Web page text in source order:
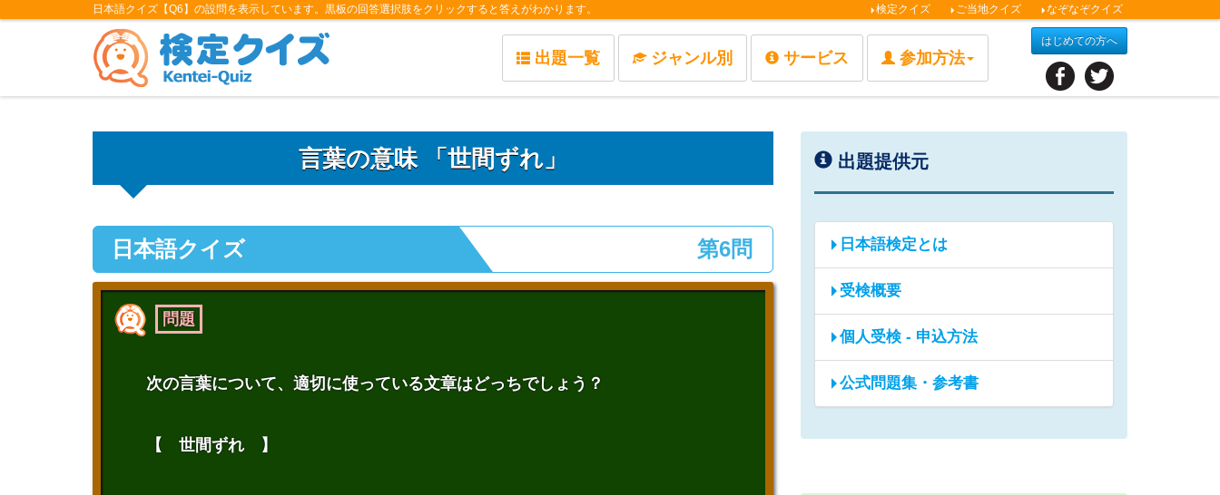
日本語クイズ【Q6】の設問を表示しています。黒板の回答選択肢をクリックすると答えがわかります。 検定クイズ ご当地クイズ なぞなぞクイズ
出題一覧 ジャンル別 サービス 参加方法
はじめての方へ
言葉の意味 「世間ずれ」
日本語クイズ 第6問
問題
次の言葉について、適切に使っている文章はどっちでしょう？
【 世間ずれ 】
出題提供元
日本語検定とは
受検概要
個人受検 - 申込方法
公式問題集・参考書